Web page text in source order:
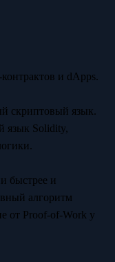
и dApps.
скриптовый язык.
язык Solidity,
быстрее и
алгоритм
от Proof-of-Work у